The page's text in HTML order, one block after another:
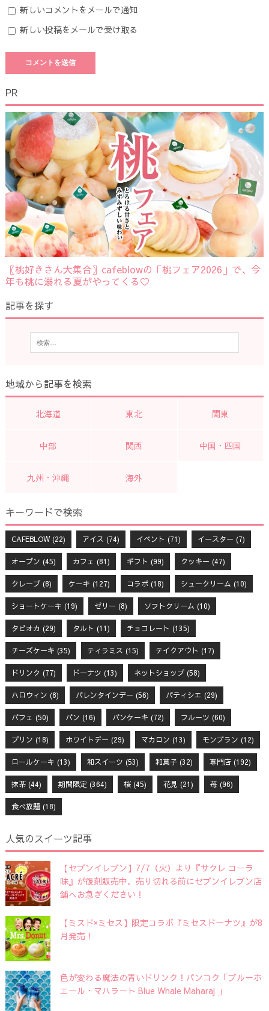
新しいコメントをメールで通知
新しい投稿をメールで受け取る
PR
〖桃好きさん大集合〗cafeblowの「桃フェア2026」で、今
年も桃に溺れる夏がやってくる♡
記事を探す
地域から記事を検索
北海道 東北 関東
中部 関西 中国・四国
九州・沖縄 海外
キーワードで検索
CAFEBLOW(22) アイス (74) イベント (71) イースター (7)
オープン (45) カフェ (81) ギフト (99) クッキー (47)
クレープ(8) ケーキ (127) コラボ(18) シュークリーム (10)
ショートケーキ (19) ゼリー (8) ソフトクリーム (10)
タピオカ (29) タルト (11) チョコレート (135)
チーズケーキ (35) ティラミス (15) テイクアウト (17)
ドリンク (77) ドーナツ (13) ネットショップ(58)
ハロウィン (8) バレンタインデー (56) パティシエ (29)
パフェ (50) パン (16) パンケーキ (72) フルーツ (60)
プリン (18) ホワイトデー (29) マカロン (13) モンブラン (12)
ロールケーキ (13) 和スイーツ (53) 和菓子(32) 専門店(192)
抹茶(44) 期間限定 (364) 桜(45) 花見 (21) 苺(96)
食べ放題(18)
人気のスイーツ記事
【セブンイレブン】7/7（火）より『サクレ コーラ
味』が復刻販売中。売り切れる前にセブンイレブン店
舗へお急ぎください！
【ミスド×ミセス】限定コラボ『ミセスドーナツ』が8
月発売！
色が変わる魔法の青いドリンク！バンコク「ブルーホ
エール・マハラート Blue Whale Maharaj 」